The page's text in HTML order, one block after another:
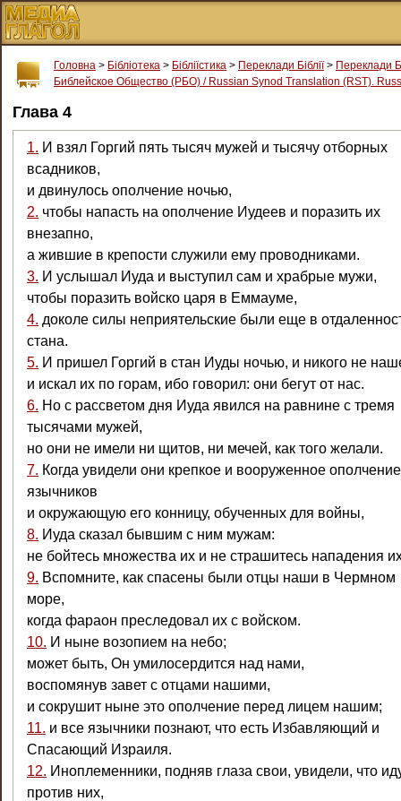
Головна > Бібліотека > Бібліїстика > Переклади Біблії> Переклади
Библейское Общество (РБО) / Russian Synod Translation (RST).
Глава 4
1. И взял Горгий пять тысяч мужей и тысячу отборных
всадников,
и двинулось ополчение ночью,
2. чтобы напасть на ополчение Иудеев и поразить их
внезапно,
а жившие в крепости служили ему проводниками.
3. И услышал Иуда и выступил сам и храбрые мужи,
чтобы поразить войско царя в Еммауме,
4. доколе силы неприятельские были еще в
стана.
5. И пришел Горгий в стан Иуды ночью, и никого не
и искал их по горам, ибо говорил: они бегут от нас.
6. Но с рассветом дня Иуда явился на равнине с тремя
тысячами мужей,
но они не имели ни щитов, ни мечей, как того желали.
7. Когда увидели они крепкое и вооруженное ополчение
язычников
и окружающую его конницу, обученных для войны,
8. Иуда сказал бывшим с ним мужам:
не бойтесь множества их и не страшитесь нападения
9. Вспомните, как спасены были отцы наши в Чермном
море,
когда фараон преследовал их с войском.
10. И ныне возопием на небо;
может быть, Он умилосердится над нами,
воспомянув завет с отцами нашими,
и сокрушит ныне это ополчение перед лицем нашим;
11. и все язычники познают, что есть Избавляющий и
Спасающий Израиля.
12. Иноплеменники, подняв глаза свои, увидели, что
против них,